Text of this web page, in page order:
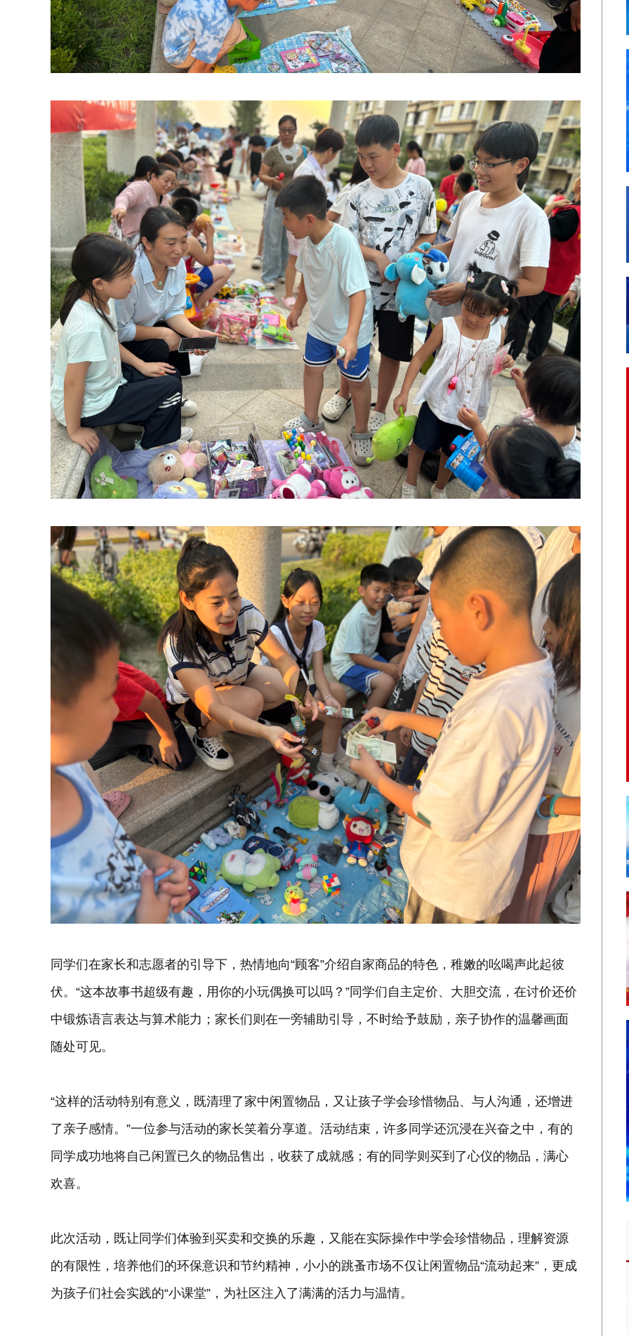
同学们在家长和志愿者的引导下，热情地向“顾客”介绍自家商品的特色，稚嫩的吆喝声此起彼
伏。“这本故事书超级有趣，用你的小玩偶换可以吗？”同学们自主定价、大胆交流，在讨价还价
中锻炼语言表达与算术能力；家长们则在一旁辅助引导，不时给予鼓励，亲子协作的温馨画面
随处可见。
“这样的活动特别有意义，既清理了家中闲置物品，又让孩子学会珍惜物品、与人沟通，还增进
了亲子感情。”一位参与活动的家长笑着分享道。活动结束，许多同学还沉浸在兴奋之中，有的
同学成功地将自己闲置已久的物品售出，收获了成就感；有的同学则买到了心仪的物品，满心
欢喜。
此次活动，既让同学们体验到买卖和交换的乐趣，又能在实际操作中学会珍惜物品，理解资源
的有限性，培养他们的环保意识和节约精神，小小的跳蚤市场不仅让闲置物品“流动起来”，更成
为孩子们社会实践的“小课堂”，为社区注入了满满的活力与温情。